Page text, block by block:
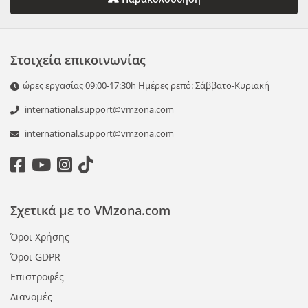
Στοιχεία επικοινωνίας
ώρες εργασίας 09:00-17:30h Ημέρες ρεπό: Σάββατο-Κυριακή
international.support@vmzona.com
international.support@vmzona.com
Σχετικά με το VMzona.com
Όροι Χρήσης
Όροι GDPR
Επιστροφές
Διανομές